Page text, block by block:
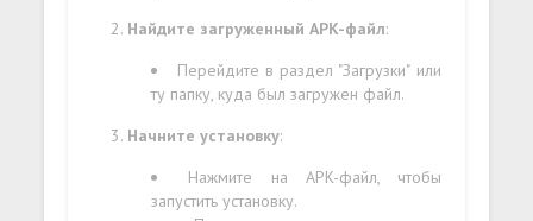
Найдите загруженный APK-файл:
Перейдите в раздел "Загрузки" или
ту папку, куда был загружен файл.
Начните установку:
Нажмите на APK-файл, чтобы
запустить установку.